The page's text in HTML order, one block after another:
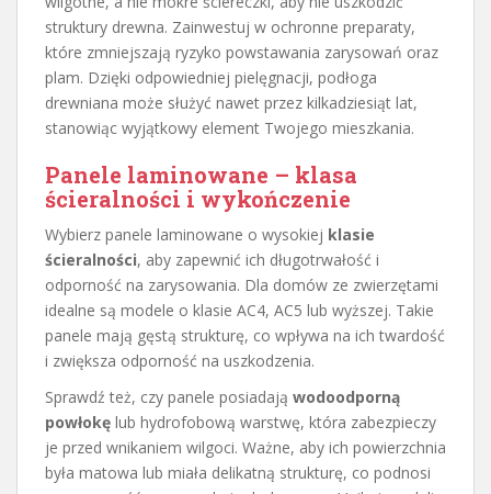
struktury drewna. Zainwestuj w ochronne preparaty,
które zmniejszają ryzyko powstawania zarysowań oraz
plam. Dzięki odpowiedniej pielęgnacji, podłoga
drewniana może służyć nawet przez kilkadziesiąt lat,
stanowiąc wyjątkowy element Twojego mieszkania.
Panele laminowane – klasa
ścieralności i wykończenie
Wybierz panele laminowane o wysokiej klasie
ścieralności, aby zapewnić ich długotrwałość i
odporność na zarysowania. Dla domów ze zwierzętami
idealne są modele o klasie AC4, AC5 lub wyższej. Takie
panele mają gęstą strukturę, co wpływa na ich twardość
i zwiększa odporność na uszkodzenia.
Sprawdź też, czy panele posiadają wodoodporną
powłokę lub hydrofobową warstwę, która zabezpieczy
je przed wnikaniem wilgoci. Ważne, aby ich powierzchnia
była matowa lub miała delikatną strukturę, co podnosi